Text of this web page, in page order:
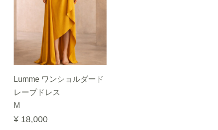
Lumme ワンショルダード
レープドレス
M
¥ 18,000